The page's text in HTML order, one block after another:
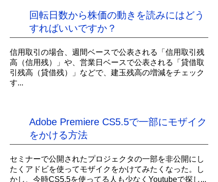
回転日数から株価の動きを読みにはどう
すればいいですか？
信用取引の場合、週間ベースで公表される「信用取引残
高（信用残）」や、営業日ベースで公表される「貸借取
引残高（貸借残）」などで、建玉残高の増減をチェック
す...
Adobe Premiere CS5.5で一部にモザイク
をかける方法
セミナーで公開されたプロジェクタの一部を非公開にし
たくアドビを使ってモザイクをかけてみたくなった。し
かし、今時CS5.5を使ってる人も少なくYoutubeで探し...